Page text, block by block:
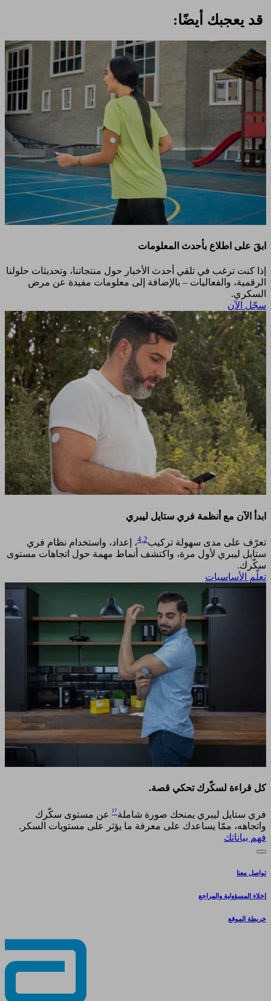
قد يعجبك أيضًا:
ابقَ على اطلاع بأحدث المعلومات
إذا كنت ترغب في تلقي أحدث الأخبار حول منتجاتنا، وتحديثات حلولنا
الرقمية، والفعاليات – بالإضافة إلى معلومات مفيدة عن مرض
السكري.​
سجّل الآن​
ابدأ الآن مع أنظمة فري ستايل ليبري
تعرّف على مدى سهولة تركيب 4 2
، إعداد، واستخدام نظام فري
ستايل ليبري لأول مرة، واكتشف أنماط مهمة حول اتجاهات مستوى
سكّرك. ​
تعلّم الأساسيات
كل قراءة لسكّرك تحكي قصة.​
فري ستايل ليبري يمنحك صورة شاملة¹⁷ عن مستوى سكّرك
واتجاهه، ممّا يساعدك على معرفة ما يؤثر على مستويات السكر. ​
فهم بياناتك
تواصل معنا
إخلاء المسؤولية والمراجع
خريطة الموقع